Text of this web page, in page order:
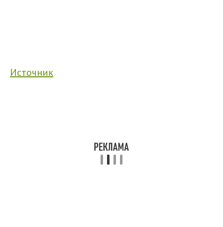
Источник